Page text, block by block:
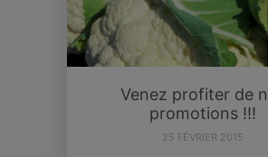
Venez profiter de
promotions !!!
25 FÉVRIER 2015